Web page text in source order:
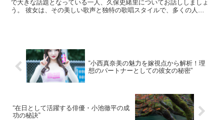
で大きな話題となっている一人、久保史緒里についてお話ししましょ
う。 彼女は、その美しい歌声と独特の歌唱スタイルで、多くの人々
“小西真奈美の魅力を嫁視点から解析！理
想のパートナーとしての彼女の秘密”
“在日として活躍する俳優・小池徹平の成
功の秘訣”